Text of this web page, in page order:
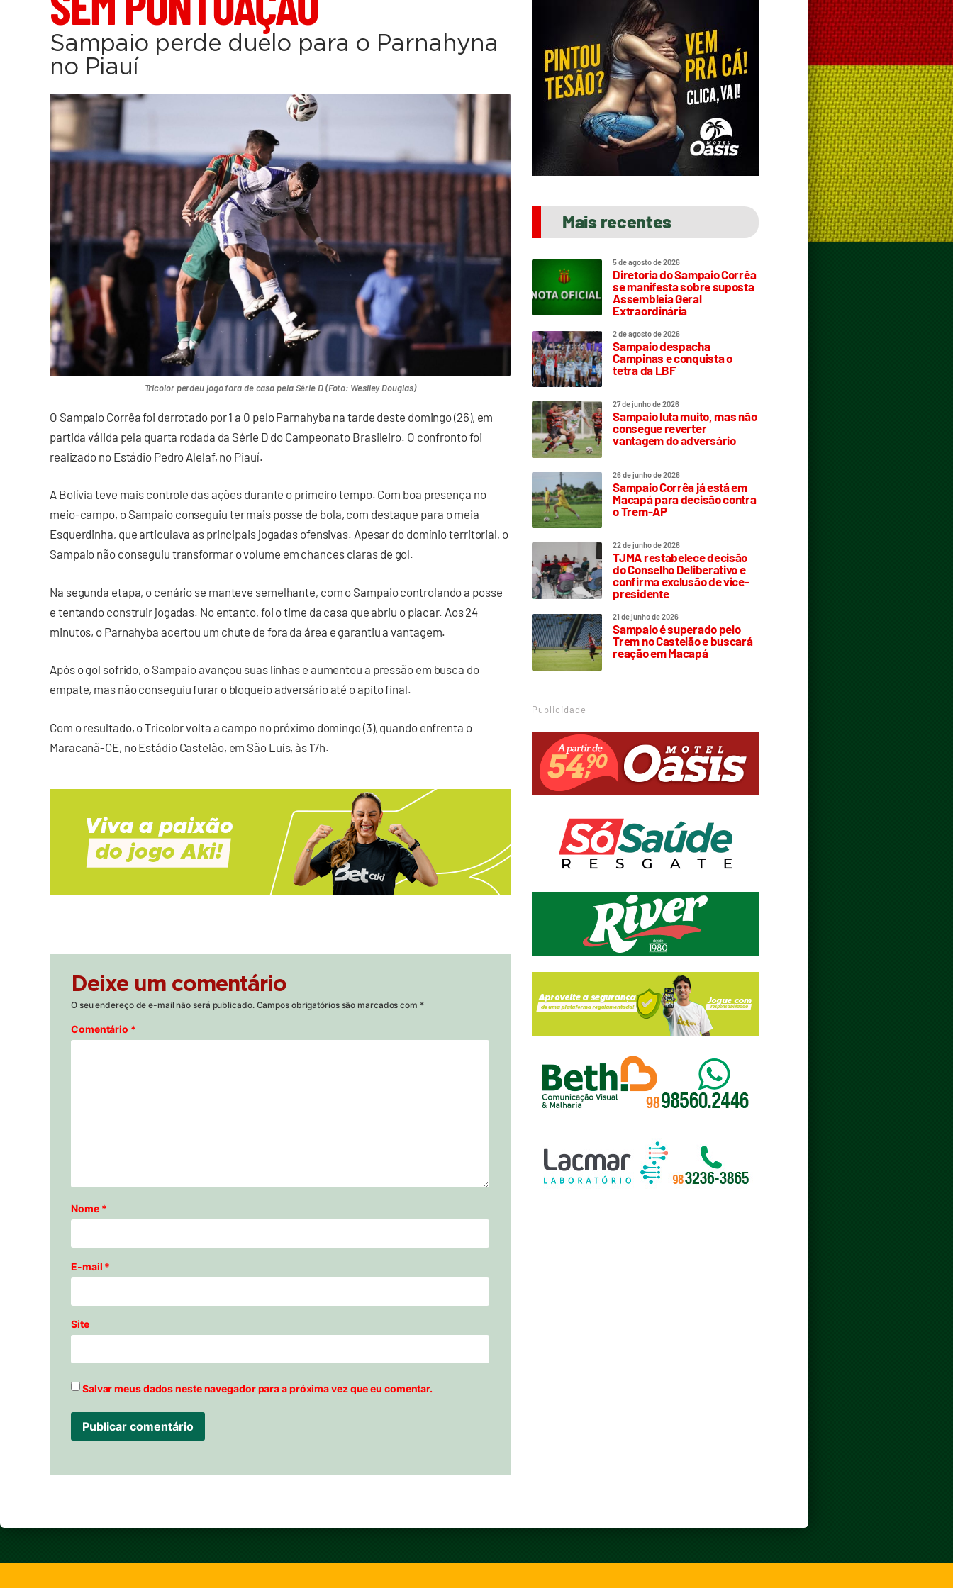
Sampaio perde duelo para o Parnahyna
no Piauí
Tricolor perdeu jogo fora de casa pela Série D (Foto: Weslley Douglas)
O Sampaio Corrêa foi derrotado por 1 a 0 pelo Parnahyba na tarde deste domingo (26), em
partida válida pela quarta rodada da Série D do Campeonato Brasileiro. O confronto foi
realizado no Estádio Pedro Alelaf, no Piauí.
A Bolívia teve mais controle das ações durante o primeiro tempo. Com boa presença no
meio-campo, o Sampaio conseguiu ter mais posse de bola, com destaque para o meia
Esquerdinha, que articulava as principais jogadas ofensivas. Apesar do domínio territorial, o
Sampaio não conseguiu transformar o volume em chances claras de gol.
Na segunda etapa, o cenário se manteve semelhante, com o Sampaio controlando a posse
e tentando construir jogadas. No entanto, foi o time da casa que abriu o placar. Aos 24
minutos, o Parnahyba acertou um chute de fora da área e garantiu a vantagem.
Após o gol sofrido, o Sampaio avançou suas linhas e aumentou a pressão em busca do
empate, mas não conseguiu furar o bloqueio adversário até o apito final.
Com o resultado, o Tricolor volta a campo no próximo domingo (3), quando enfrenta o
Maracanã-CE, no Estádio Castelão, em São Luís, às 17h.
Deixe um comentário
O seu endereço de e-mail não será publicado. Campos obrigatórios são marcados com *
Comentário *
Nome *
E-mail *
Site
Salvar meus dados neste navegador para a próxima vez que eu comentar.
Mais recentes
5 de agosto de 2026
Diretoria do Sampaio Corrêa
se manifesta sobre suposta
Assembleia Geral
Extraordinária
2 de agosto de 2026
Sampaio despacha
Campinas e conquista o
tetra da LBF
27 de junho de 2026
Sampaio luta muito, mas não
consegue reverter
vantagem do adversário
26 de junho de 2026
Sampaio Corrêa já está em
Macapá para decisão contra
o Trem-AP
22 de junho de 2026
TJMA restabelece decisão
do Conselho Deliberativo e
confirma exclusão de vice-
presidente
21 de junho de 2026
Sampaio é superado pelo
Trem no Castelão e buscará
reação em Macapá
Publicidade